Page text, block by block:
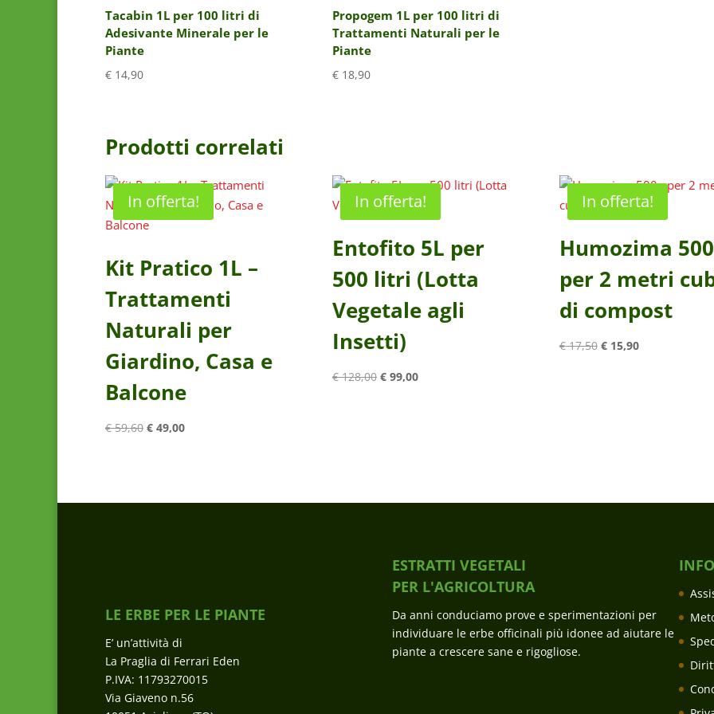
Tacabin 1L per 100 litri di
Adesivante Minerale per le
Piante
€ 14,90
Propogem 1L per 100 litri di
Trattamenti Naturali per le
Piante
€18,90
Prodotti correlati
In offerta!
Kit Pratico 1L –
Trattamenti
Naturali per
Giardino, Casa e
Balcone
€59,60 Il
€ 59,60.
€ 49,00Il
€ 49,00.
In offerta!
Entofito 5L per
500 litri (Lotta
Vegetale agli
Insetti)
€128,00 Il
€99,00Il
In offerta!
Humozima
per 2 metri
di compost
€17,50 Il
€15,90Il
LE ERBE PER LE PIANTE
E’ un’attività di
La Praglia di Ferrari Eden
P.IVA: 11793270015
Via Giaveno n.56
ESTRATTI VEGETALI
PER L'AGRICOLTURA
Da anni conduciamo prove e sperimentazioni per
individuare le erbe officinali più idonee ad aiutare le
piante a crescere sane e rigogliose.